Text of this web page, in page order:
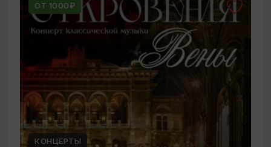
ОТ 1000₽
КОНЦЕРТЫ